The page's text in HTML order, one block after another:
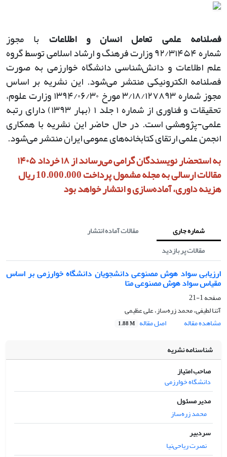
فصلنامه علمی تعامل انسان و اطلاعات با مجوز
شماره۹۲/۳۱۴۵۴وزارت فرهنگ و ارشاد اسلامی توسط گروه
علم اطلاعات و دانش‌شناسی دانشگاه خوارزمی به صورت
فصلنامه الکترونیکی منتشر می‌شود. این نشریه بر اساس
مجوز شماره۳/۱۸/۱۲۷۸۹۳مورخ۱۳۹۴/۰۶/۳۰وزارت علوم،
تحقیقات و فناوری از شماره۱جلد ۱ ( بهار۱۳۹۳) دارای رتبه
علمی-پژوهشی است. در حال حاضر این نشریه با همکاری
انجمن علمی ارتقای کتابخانه‌های عمومی ایران منتشر می‌شود.
به استحضار نویسندگان گرامی می‌رساند از ۱۸ خرداد ۱۴۰۵
مقالات ارسالی به مجله مشمول پرداخت 10.000.000 ریال
هزینه داوری، آماده‌سازی و انتشار خواهد بود
شماره جاری
مقالات آماده انتشار
مقالات پر بازدید
ارزیابی سواد هوش مصنوعی دانشجویان دانشگاه خوارزمی بر اساس
مقیاس سواد هوش مصنوعی متا
صفحه1-21
آتنا لطیفی، محمد زره‌ساز، علی عظیمی
مشاهده مقاله
اصل مقاله 1.88 M
شناسنامه نشریه
صاحب امتیاز
دانشگاه خوارزمی
مدیر مسئول
محمد زره‌ساز
سردبیر
نصرت ریاحی‌نیا